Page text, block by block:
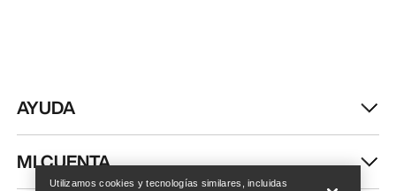
Encuentra una tienda Help
AYUDA
MI CUENTA
Utilizamos cookies y tecnologías similares, incluidas